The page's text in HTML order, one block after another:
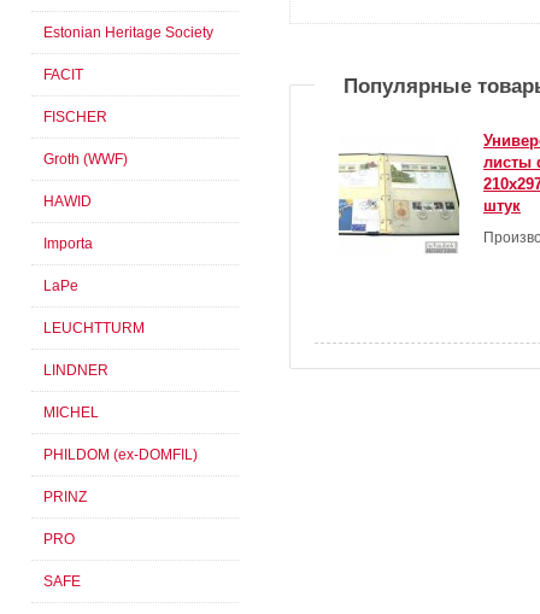
Популярные
листы
штук
Estonian Heritage Society
FACIT
FISCHER
Groth (WWF)
HAWID
Importa
LaPe
LEUCHTTURM
LINDNER
MICHEL
PHILDOM (ex-DOMFIL)
PRINZ
PRO
SAFE